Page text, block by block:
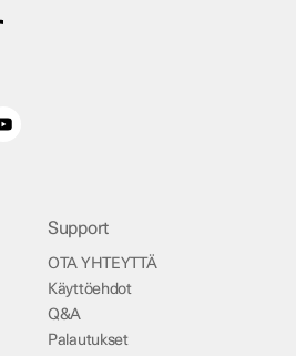
Support
OTA YHTEYTTÄ
Käyttöehdot
Q&A
Palautukset